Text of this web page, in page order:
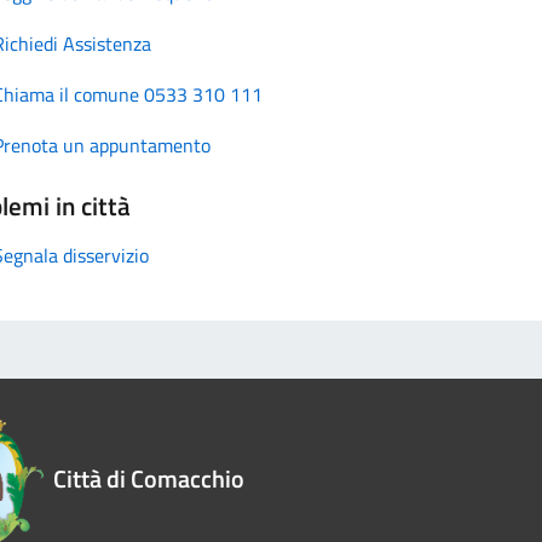
Assistenza
il comune 0533 310 111
un appuntamento
in città
disservizio
Città di Comacchio